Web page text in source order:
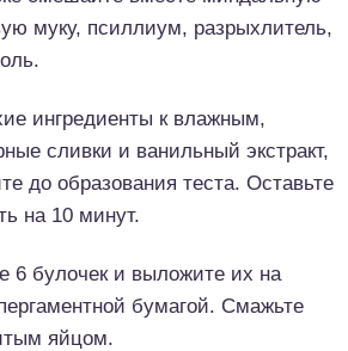
муку, псиллиум, разрыхлитель,
ингредиенты к влажным,
сливки и ванильный экстракт,
до образования теста. Оставьте
на 10 минут.
6 булочек и выложите их на
бумагой. Смажьте
яйцом.